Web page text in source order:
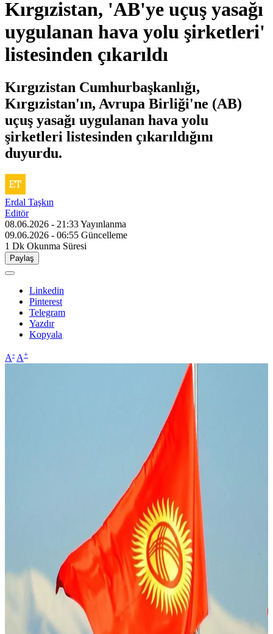
Kırgızistan, 'AB'ye uçuş yasağı
uygulanan hava yolu şirketleri'
listesinden çıkarıldı
Kırgızistan Cumhurbaşkanlığı,
Kırgızistan'ın, Avrupa Birliği'ne (AB)
uçuş yasağı uygulanan hava yolu
şirketleri listesinden çıkarıldığını
duyurdu.
Erdal Taşkın
Editör
08.06.2026 - 21:33Yayınlanma
09.06.2026 - 06:55 Güncelleme
1 Dk Okunma Süresi
Paylaş
Linkedin
Pinterest
Telegram
Yazdır
Kopyala
A- A+